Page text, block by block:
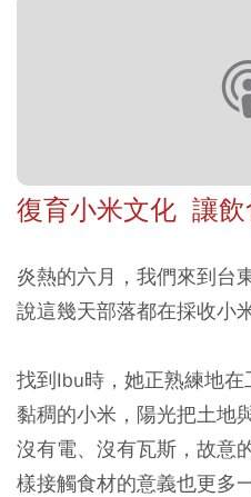
復育小米文化 讓
炎熱的六月，我們來到台
說這幾天部落都在採收小
找到Ibu時，她正熟練地
黏稠的小米，陽光把土地
沒有電、沒有瓦斯，故意
樣接觸食材的意義也更多